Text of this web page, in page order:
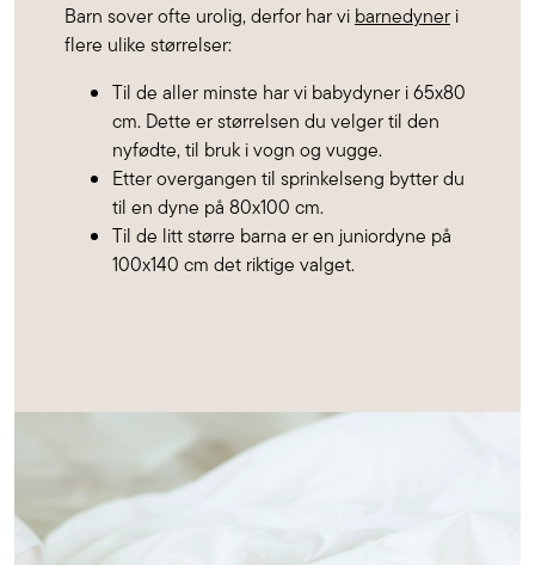
Barn sover ofte urolig, derfor har vi barnedyner i
flere ulike størrelser:
Til de aller minste har vi babydyner i 65x80
cm. Dette er størrelsen du velger til den
nyfødte, til bruk i vogn og vugge.
Etter overgangen til sprinkelseng bytter du
til en dyne på 80x100 cm.
Til de litt større barna er en juniordyne på
100x140 cm det riktige valget.